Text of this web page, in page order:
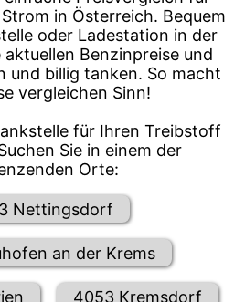
in Österreich. Bequem
oder Ladestation in der
aktuellen Benzinpreise und
und billig tanken. So macht
vergleichen Sinn!
für Ihren Treibstoff
Sie in einem der
Orte:
Nettingsdorf
an der Krems
4053 Kremsdorf